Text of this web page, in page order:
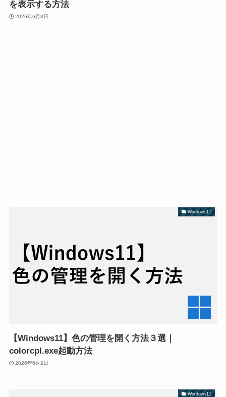
を表示する方法
2026年6月3日
Windows11
【Windows11】色の管理を開く方法３選｜
colorcpl.exe起動方法
2026年6月2日
Windows11